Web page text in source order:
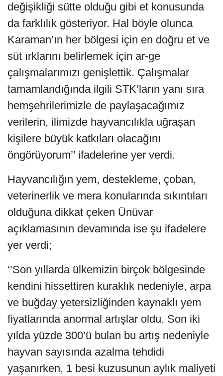
değişikliği sütte olduğu gibi et konusunda
da farklılık gösteriyor. Hal böyle olunca
Karaman’ın her bölgesi için en doğru et ve
süt ırklarını belirlemek için ar-ge
çalışmalarımızı genişlettik. Çalışmalar
tamamlandığında ilgili STK’ların yanı sıra
hemşehrilerimizle de paylaşacağımız
verilerin, ilimizde hayvancılıkla uğraşan
kişilere büyük katkıları olacağını
öngörüyorum’’ ifadelerine yer verdi.
Hayvancılığın yem, destekleme, çoban,
veterinerlik ve mera konularında sıkıntıları
olduğuna dikkat çeken Ünüvar
açıklamasının devamında ise şu ifadelere
yer verdi;
‘’Son yıllarda ülkemizin birçok bölgesinde
kendini hissettiren kuraklık nedeniyle, arpa
ve buğday yetersizliğinden kaynaklı yem
fiyatlarında anormal artışlar oldu. Son iki
yılda yüzde 300’ü bulan bu artış nedeniyle
hayvan sayısında azalma tehdidi
yaşanırken, 1 besi kuzusunun aylık maliyeti